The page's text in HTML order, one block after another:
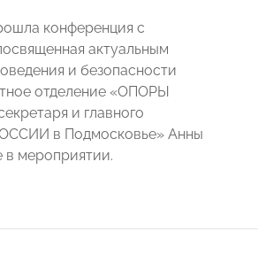
конференция с
актуальным
и безопасности
отделение «ОПОРЫ
и главного
в Подмосковье» Анны
в мероприятии.